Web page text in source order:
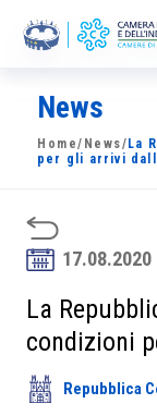
La Camera
News
Sviluppo
Soci
Partner
Progetti
News
Home/ News/ La
per gli arrivi
17.08.2020
La
condizioni
Repubblica